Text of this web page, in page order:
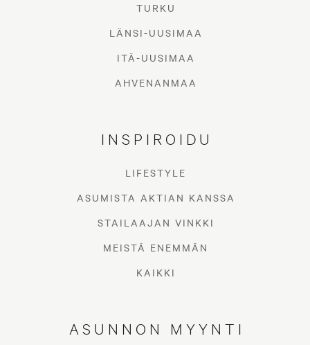
TURKU
LÄNSI-UUSIMAA
ITÄ-UUSIMAA
AHVENANMAA
INSPIROIDU
LIFESTYLE
ASUMISTA AKTIAN KANSSA
STAILAAJAN VINKKI
MEISTÄ ENEMMÄN
KAIKKI
ASUNNON MYYNTI